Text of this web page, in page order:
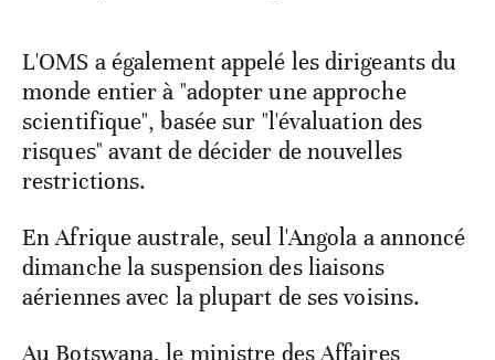
L'OMS a également appelé les dirigeants du
monde entier à "adopter une approche
scientifique", basée sur "l'évaluation des
risques" avant de décider de nouvelles
restrictions.
En Afrique australe, seul l'Angola a annoncé
dimanche la suspension des liaisons
aériennes avec la plupart de ses voisins.
Au Botswana, le ministre des Affaires